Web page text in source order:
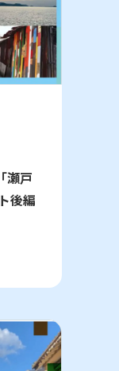
瀬戸
後編